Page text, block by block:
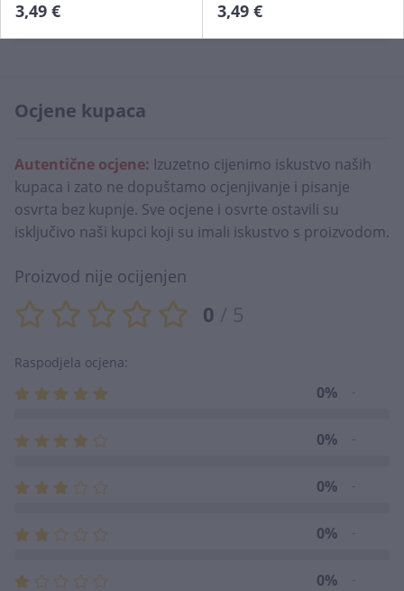
Ocjene kupaca
Autentične ocjene: Izuzetno cijenimo iskustvo naših
kupaca i zato ne dopuštamo ocjenjivanje i pisanje
osvrta bez kupnje. Sve ocjene i osvrte ostavili su
isključivo naši kupci koji su imali iskustvo s proizvodom.
Proizvod nije ocijenjen
0 / 5
Raspodjela ocjena:
0% -
0% -
0% -
0% -
0% -
3,49 € 3,49 €